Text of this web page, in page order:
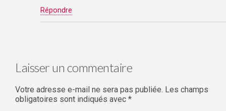
Répondre
Laisser un commentaire
Votre adresse e-mail ne sera pas publiée. Les champs
obligatoires sont indiqués avec *